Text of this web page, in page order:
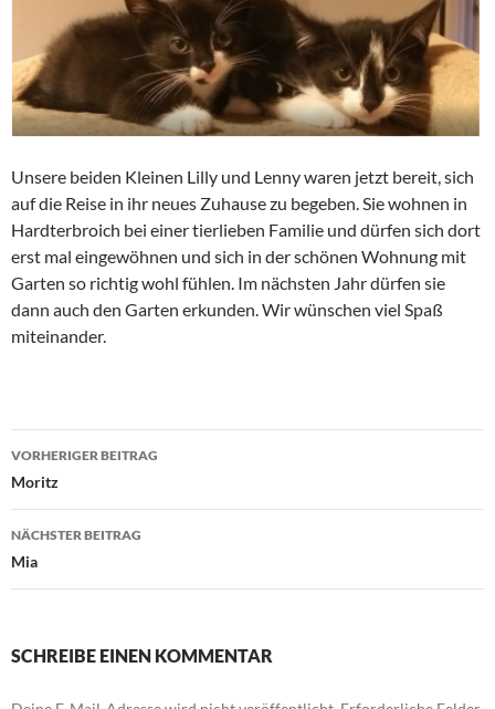
Unsere beiden Kleinen Lilly und Lenny waren jetzt bereit, sich
auf die Reise in ihr neues Zuhause zu begeben. Sie wohnen in
Hardterbroich bei einer tierlieben Familie und dürfen sich dort
erst mal eingewöhnen und sich in der schönen Wohnung mit
Garten so richtig wohl fühlen. Im nächsten Jahr dürfen sie
dann auch den Garten erkunden. Wir wünschen viel Spaß
miteinander.
Beitragsnavigation
VORHERIGER BEITRAG
Moritz
NÄCHSTER BEITRAG
Mia
SCHREIBE EINEN KOMMENTAR